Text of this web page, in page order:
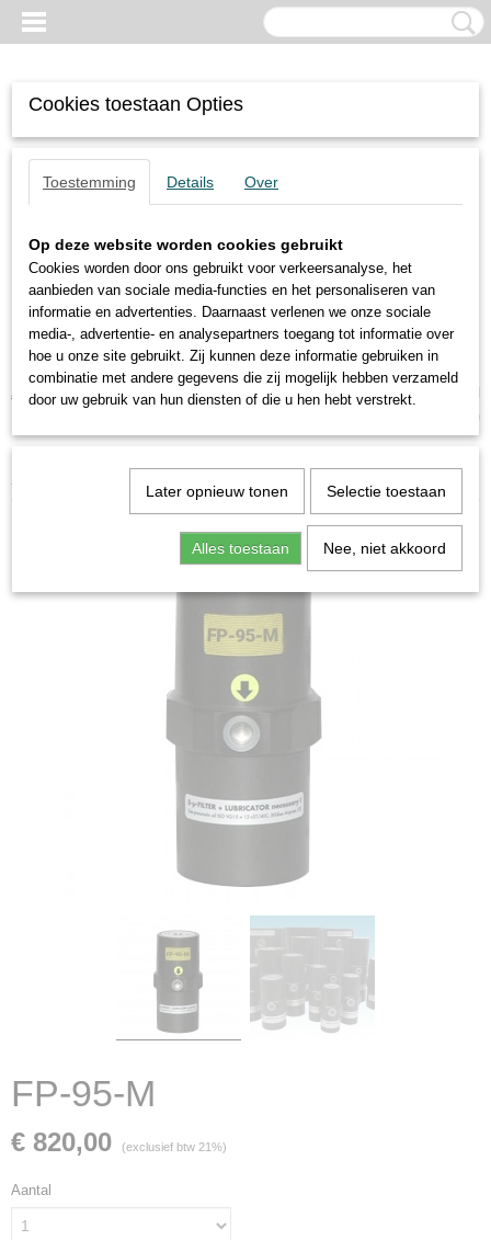
Inloggen Registreren
UW WINKELWAGEN
(0)
Home
FP-95-M
€ 820,00 (exclusief btw 21%)
Aantal
Cookies toestaan Opties
Toestemming Details Over
Op deze website worden cookies gebruikt
Cookies worden door ons gebruikt voor verkeersanalyse, het
aanbieden van sociale media-functies en het personaliseren van
informatie en advertenties. Daarnaast verlenen we onze sociale
media-, advertentie- en analysepartners toegang tot informatie over
hoe u onze site gebruikt. Zij kunnen deze informatie gebruiken in
combinatie met andere gegevens die zij mogelijk hebben verzameld
door uw gebruik van hun diensten of die u hen hebt verstrekt.
Later opnieuw tonen Selectie toestaan
Alles toestaan Nee, niet akkoord